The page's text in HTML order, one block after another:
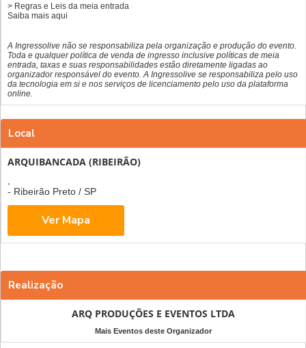
> Regras e Leis da meia entrada
Saiba mais aqui
A Ingressolive não se responsabiliza pela organização e produção do evento.
Toda e qualquer política de venda de ingresso inclusive políticas de meia
entrada, taxas e suas responsabilidades estão diretamente ligadas ao
organizador responsável do evento. A Ingressolive se responsabiliza pelo uso
da tecnologia em si e nos serviços de licenciamento pelo uso da plataforma
online.
Local
ARQUIBANCADA (RIBEIRÃO)
- Ribeirão Preto / SP
Realização
ARQ PRODUÇÕES E EVENTOS LTDA
Mais Eventos deste Organizador